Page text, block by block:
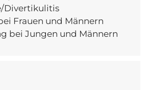
Divertikulitis
Frauen und Männern
bei Jungen und Männern